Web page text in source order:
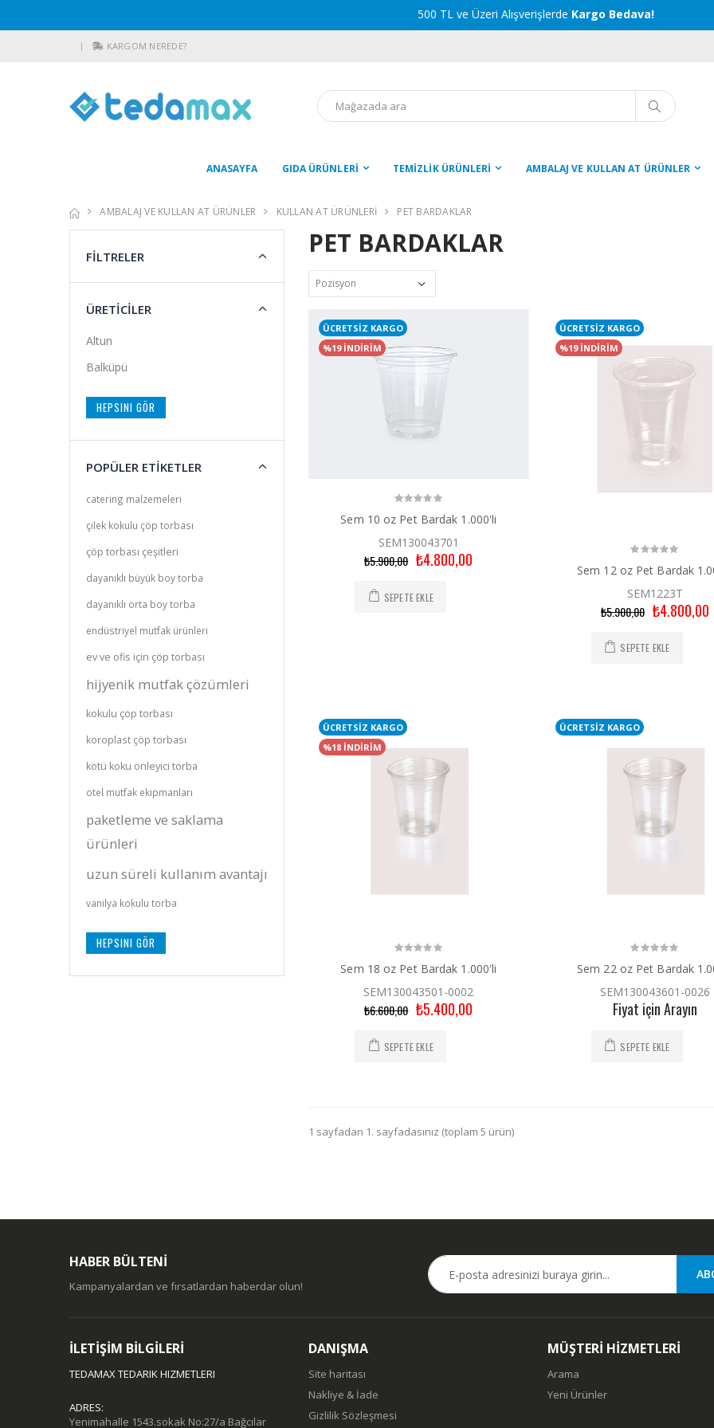
500 TL ve Üzeri Alışverişlerde Kargo Bedava!
KARGOM NEREDE?
ANASAYFA GIDA ÜRÜNLERİ TEMİZLİK ÜRÜNLERİ AMBALAJ VE KULLAN AT ÜRÜNLER
AMBALAJ VE KULLAN AT ÜRÜNLER KULLAN AT ÜRÜNLERİ PET BARDAKLAR
PET BARDAKLAR
ÜCRETSİZ KARGO
%19 İNDİRİM
Sem 10 oz Pet Bardak 1.000'li
SEM130043701
₺5.900,00 ₺4.800,00
SEPETE EKLE
ÜCRETSİZ KARGO
%19 İNDİRİM
Sem 12 oz Pet Bardak
SEM1223T
₺5.900,00 ₺4.800,00
SEPETE EKLE
ÜCRETSİZ KARGO
%18 İNDİRİM
Sem 18 oz Pet Bardak 1.000'li
SEM130043501-0002
₺6.600,00 ₺5.400,00
SEPETE EKLE
ÜCRETSİZ KARGO
Sem 22 oz Pet Bardak
SEM130043601-0026
Fiyat için Arayın
SEPETE EKLE
1 sayfadan 1. sayfadasınız (toplam 5 ürün)
FİLTRELER
ÜRETİCİLER
Altun
Balküpü
HEPSINI GÖR
POPÜLER ETİKETLER
catering malzemeleri
çilek kokulu çöp torbası
çöp torbası çeşitleri
dayanıklı büyük boy torba
dayanıklı orta boy torba
endüstriyel mutfak ürünleri
ev ve ofis için çöp torbası
hijyenik mutfak çözümleri
kokulu çöp torbası
koroplast çöp torbası
kötü koku önleyici torba
otel mutfak ekipmanları
paketleme ve saklama
ürünleri
uzun süreli kullanım avantajı
vanilya kokulu torba
HEPSINI GÖR
HABER BÜLTENİ
Kampanyalardan ve fırsatlardan haberdar olun!
İLETİŞİM BİLGİLERİ
TEDAMAX TEDARIK HIZMETLERI
ADRES:
Yenimahalle 1543.sokak No:27/a Bağcılar
DANIŞMA
Site haritası
Nakliye & İade
Gizlilik Sözleşmesi
MÜŞTERİ HİZMETLERİ
Arama
Yeni Ürünler